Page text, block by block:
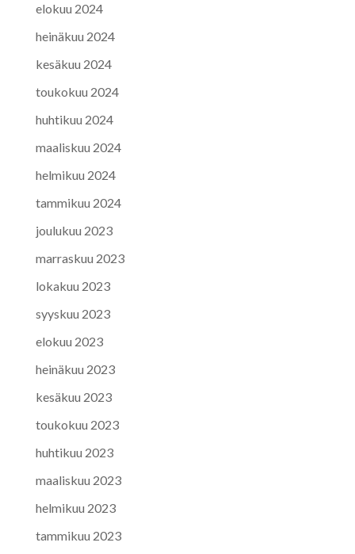
elokuu 2024
heinäkuu 2024
kesäkuu 2024
toukokuu 2024
huhtikuu 2024
maaliskuu 2024
helmikuu 2024
tammikuu 2024
joulukuu 2023
marraskuu 2023
lokakuu 2023
syyskuu 2023
elokuu 2023
heinäkuu 2023
kesäkuu 2023
toukokuu 2023
huhtikuu 2023
maaliskuu 2023
helmikuu 2023
tammikuu 2023